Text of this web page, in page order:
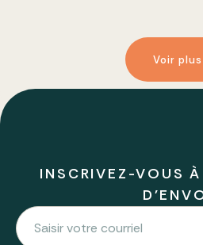
Voir plus
INSCRIVEZ-VOUS